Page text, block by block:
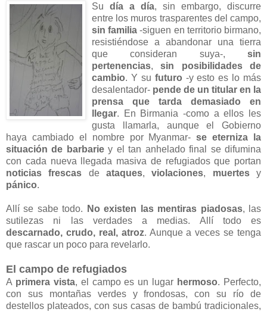
Su día a día, sin embargo, discurre
entre los muros trasparentes del campo,
sin familia -siguen en territorio birmano,
resistiéndose a abandonar una tierra
que consideran suya-, sin
pertenencias,sin posibilidades de
cambio. Y su futuro -y esto es lo más
desalentador- pende de un titular en la
prensa que tarda demasiado en
llegar. En Birmania -como a ellos les
gusta llamarla, aunque el Gobierno
haya cambiado el nombre por Myanmar-se eterniza la
situación de barbariey el tan anhelado final se difumina
con cada nueva llegada masiva de refugiados que portan
noticias frescas deataques,violaciones, muertesy
pánico.
Allí se sabe todo. No existen las mentiras piadosas, las
sutilezas ni las verdades a medias. Allí todo es
descarnado, crudo, real, atroz. Aunque a veces se tenga
que rascar un poco para revelarlo.
El campo de refugiados
A primera vista, el campo es un lugar hermoso. Perfecto,
con sus montañas verdes y frondosas, con su río de
destellos plateados, con sus casas de bambú tradicionales,